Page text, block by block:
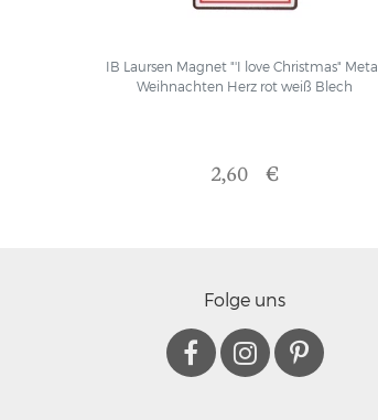
IB Laursen Magnet "'I love Christmas" Metall
Weihnachten Herz rot weiß Blech
2,60 €
Folge uns